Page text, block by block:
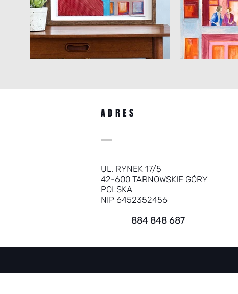
ADRES
UL. RYNEK 17/5
42-600 TARNOWSKIE GÓRY
POLSKA
NIP 6452352456
884 848 687